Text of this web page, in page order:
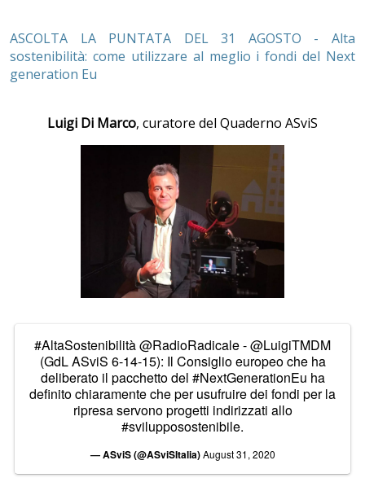
ASCOLTA LA PUNTATA DEL 31 AGOSTO - Alta
sostenibilità: come utilizzare al meglio i fondi del Next
generation Eu
Luigi Di Marco, curatore del Quaderno ASviS
#AltaSostenibilità@RadioRadicale-@LuigiTMDM
(GdL ASviS 6-14-15): Il Consiglio europeo che ha
deliberato il pacchetto del #NextGenerationEu ha
definito chiaramente che per usufruire dei fondi per la
ripresa servono progetti indirizzati allo
#svilupposostenibile.
— ASviS (@ASviSItalia)August 31, 2020